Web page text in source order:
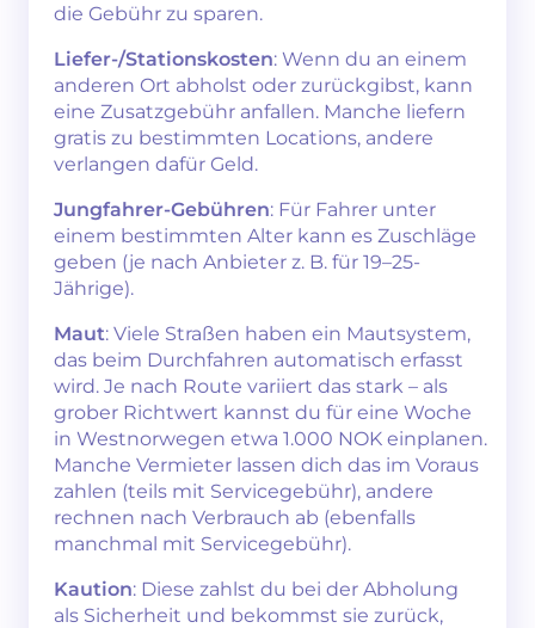
die Gebühr zu sparen.
Liefer-/Stationskosten: Wenn du an einem
anderen Ort abholst oder zurückgibst, kann
eine Zusatzgebühr anfallen. Manche liefern
gratis zu bestimmten Locations, andere
verlangen dafür Geld.
Jungfahrer-Gebühren: Für Fahrer unter
einem bestimmten Alter kann es Zuschläge
geben (je nach Anbieter z. B. für 19–25-
Jährige).
Maut: Viele Straßen haben ein Mautsystem,
das beim Durchfahren automatisch erfasst
wird. Je nach Route variiert das stark – als
grober Richtwert kannst du für eine Woche
in Westnorwegen etwa 1.000 NOK einplanen.
Manche Vermieter lassen dich das im Voraus
zahlen (teils mit Servicegebühr), andere
rechnen nach Verbrauch ab (ebenfalls
manchmal mit Servicegebühr).
Kaution: Diese zahlst du bei der Abholung
als Sicherheit und bekommst sie zurück,